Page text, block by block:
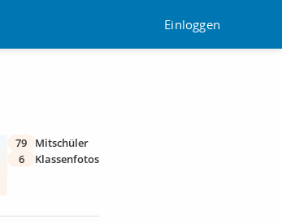
Einloggen
79
Mitschüler
6
Klassenfotos